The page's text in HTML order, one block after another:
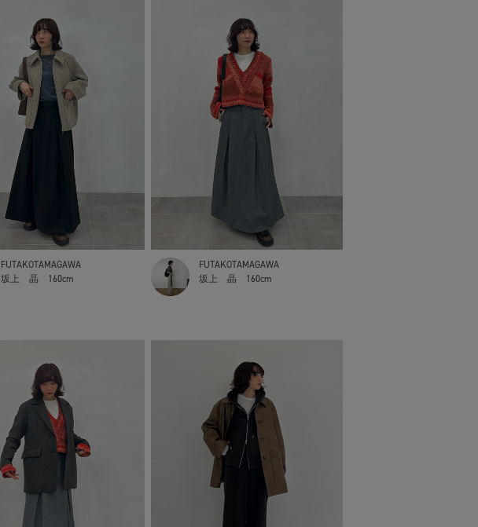
FUTAKOTAMAGAWA
坂上 晶
160cm
FUTAKOTAMAGAWA
坂上 晶
160cm